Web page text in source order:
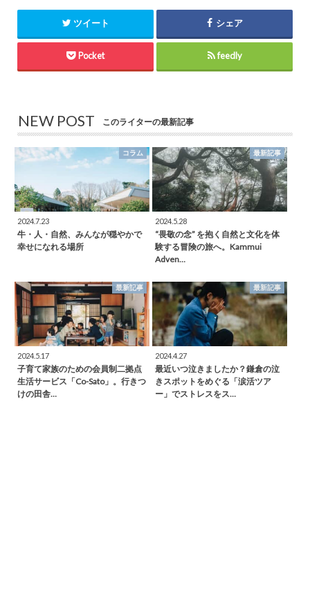
ツイート シェア
Pocket feedly
NEW POST このライターの最新記事
コラム
2024.7.23
牛・人・自然、みんなが穏やかで
幸せになれる場所
最新記事
2024.5.28
“畏敬の念” を抱く自然と文化を体
験する冒険の旅へ。Kammui
Adven…
最新記事
2024.5.17
子育て家族のための会員制二拠点
生活サービス「Co-Sato」。行きつ
けの田舎…
最新記事
2024.4.27
最近いつ泣きましたか？鎌倉の泣
きスポットをめぐる「涙活ツア
ー」でストレスをス…